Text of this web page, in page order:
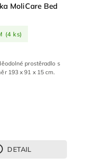
MoliCare Bed
(4 ks)
DETAIL
prostěradlo s
193 x 91 x 15 cm.